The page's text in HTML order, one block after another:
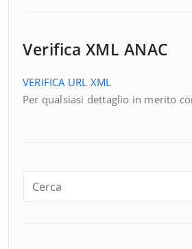
Verifica XML ANAC
VERIFICA URL XML
Per qualsiasi dettaglio in merito